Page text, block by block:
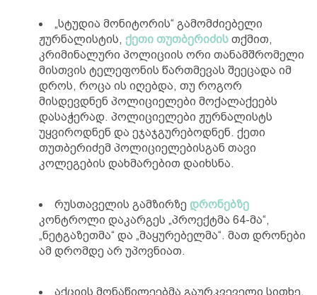
„სტუდია მონიტორის“ გამომძიებელი
ჟურნალისტის, ქეთი თუთბერიძის თქმით,
კრიმინალური პოლიციის ორი თანამშრომელი
მისთვის ტელეფონის წართმევას შეეცადა იმ
დროს, როცა ის იღებდა, თუ როგორ
მისდევდნენ პოლიციელები მოქალაქეებს
დასაჭერად. პოლიციელები ჟურნალისტს
უყვიროდნენ და ეჯაჯგურებოდნენ. ქეთი
თუთბერიძემ პოლიციელებისგან თავი
კოლეგების დახმარებით დაიხსნა.
რუსთაველის გამზირზე დრონებზე
კონტროლი დაკარგეს „პროექტმა 64-მა“,
„ნეტგაზეთმა“ და „მაყურებელმა“. მათ დრონები
ამ დრომდე არ უპოვნიათ.
აქციის მონაწილეებმა გაურკვეველი სითხე,